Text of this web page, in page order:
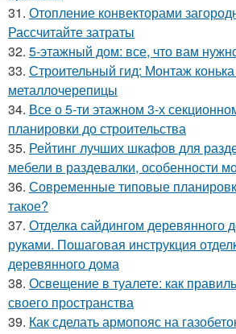
31. Отопление конвекторами
Рассчитайте затраты
32. 5-этажный дом: все, что вам
33. Строительный гид: Монтаж
металлочерепицы
34. Все о 5-ти этажном 3-х
планировки до строительства
35. Рейтинг лучших шкафов для
мебели в раздевалки, особенности
36. Современные типовые
такое?
37. Отделка сайдингом деревянного
руками. Пошаговая инструкция
деревянного дома
38. Освещение в туалете: как
своего пространства
39. Как сделать армопояс на